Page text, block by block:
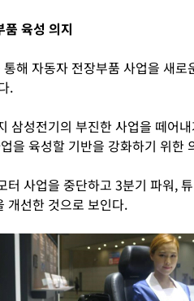
육성 의지
해 자동자 전장부품 사업을 새
.
삼성전기의 부진한 사업을 떼어
을 육성할 기반을 강화하기 위한
터 사업을 중단하고 3분기 파워,
개선한 것으로 보인다.